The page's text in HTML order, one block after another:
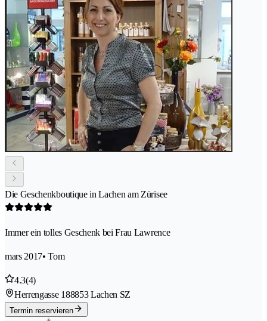
Die Geschenkboutique in Lachen am Zürisee
Immer ein tolles Geschenk bei Frau Lawrence
mars 2017• Tom
4.3(4)
Herrengasse 188853 Lachen SZ
Termin reservieren